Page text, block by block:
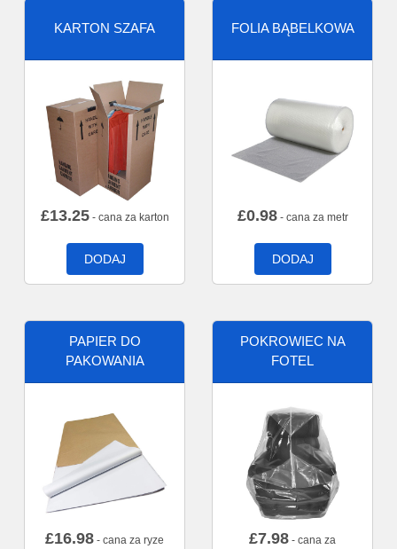
KARTON SZAFA
£13.25- cana za karton
DODAJ
FOLIA BĄBELKOWA
£0.98- cana za metr
DODAJ
PAPIER DO
PAKOWANIA
£16.98 - cana za ryze
POKROWIEC NA
FOTEL
£7.98 - cana za